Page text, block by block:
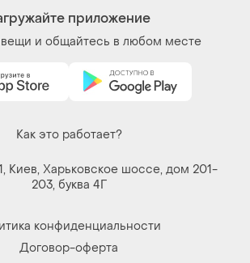
приложение
вещи и общайтесь в любом месте
Как это работает?
Киев, Харьковское шоссе, дом 201-
203, буква 4Г
конфиденциальности
Договор-оферта